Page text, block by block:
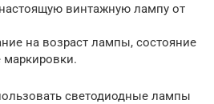
винтажную лампу от
на возраст лампы, состояние
маркировки.
светодиодные лампы